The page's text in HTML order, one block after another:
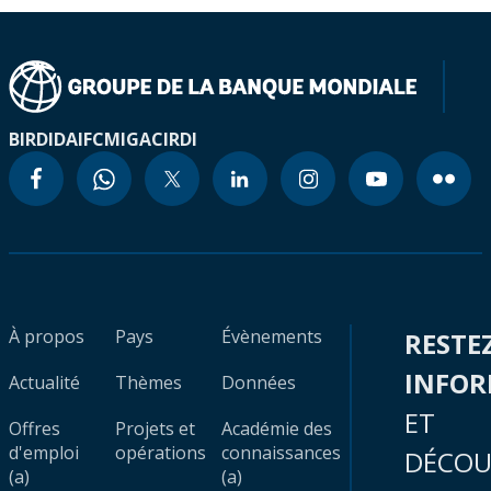
BIRDIDAIFCMIGACIRDI
À propos
Actualité
Offres
d'emploi
(a)
Pays
Thèmes
Projets et
opérations
Évènements
Données
Académie des
connaissances
(a)
ET